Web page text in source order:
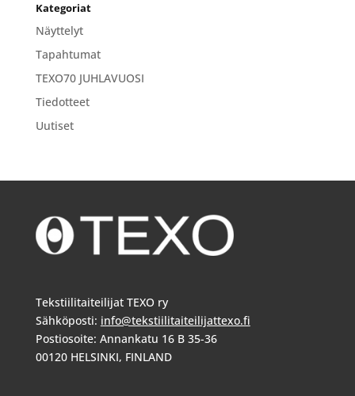
Kategoriat
Näyttelyt
Tapahtumat
TEXO70 JUHLAVUOSI
Tiedotteet
Uutiset
Tekstiilitaiteilijat TEXO ry
Sähköposti: info@tekstiilitaiteilijattexo.fi
Postiosoite: Annankatu 16 B 35-36
00120 HELSINKI, FINLAND